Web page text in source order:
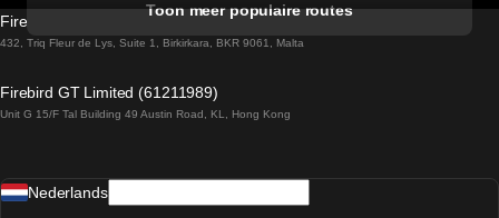
Treinen van Sevilla naar Barcelona
Treinen van Praag naar Wenen
Toon meer populaire routes
Firebird GT Limited (OC 1451)
432, Triq Fleur de Lys, Suite 1, Birkirkara, BKR 9061, Malta
Firebird GT Limited (61211989)
Unit G 15/F Tal Building 49 Austin Road, KL, Hong Kong
Nederlands